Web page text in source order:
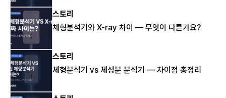
스토리
체형분석기와 X-ray 차이 — 무엇이 다른가요?
스토리
체형분석기 vs 체성분 분석기 — 차이점 총정리